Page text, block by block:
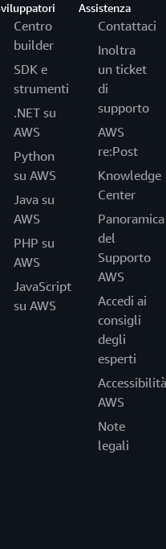
Centro
builder
SDK e
strumenti
.NET su
AWS
Python
su AWS
Java su
AWS
PHP su
AWS
JavaScript
su AWS
Assistenza
Contattaci
Inoltra
un ticket
di
supporto
AWS
re:Post
Knowledge
Center
Panoramica
del
Supporto
AWS
Accedi ai
consigli
degli
esperti
Accessibilità
AWS
Note
legali